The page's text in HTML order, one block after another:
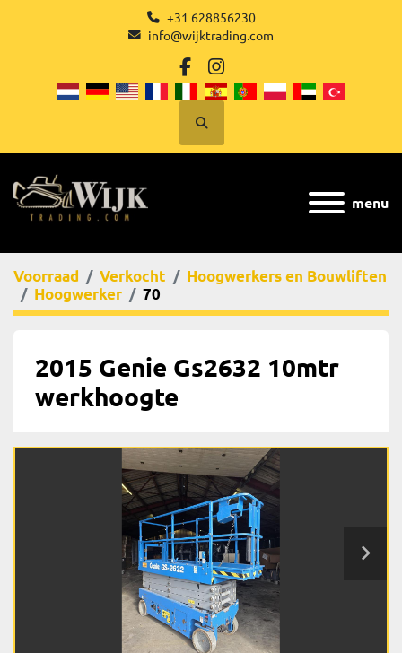
+31 628856230
info@wijktrading.com
facebook
instagram
Zoek
menu
Voorraad Verkocht
Hoogwerkers en Bouwliften
Hoogwerker
70
2015 Genie Gs2632 10mtr
werkhoogte